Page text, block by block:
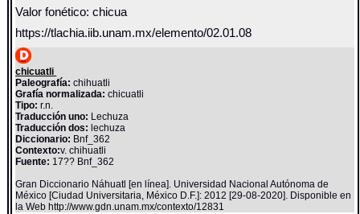
Valor fonético: chicua
https://tlachia.iib.unam.mx/elemento/02.01.08
chicuatli
Paleografía: chihuatli
Grafía normalizada: chicuatli
Tipo: r.n.
Traducción uno: Lechuza
Traducción dos: lechuza
Diccionario: Bnf_362
Contexto:v. chihuatli
Fuente: 17?? Bnf_362
Gran Diccionario Náhuatl [en línea]. Universidad Nacional Autónoma de
México [Ciudad Universitaria, México D.F.]: 2012 [29-08-2020]. Disponible en
la Web http://www.gdn.unam.mx/contexto/12831